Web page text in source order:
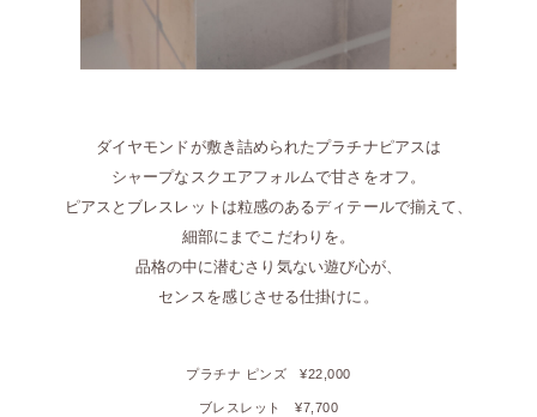
ダイヤモンドが敷き詰められたプラチナピアスは
シャープなスクエアフォルムで甘さをオフ。
ピアスとブレスレットは粒感のあるディテールで揃えて、
細部にまでこだわりを。
品格の中に潜むさり気ない遊び心が、
センスを感じさせる仕掛けに。
プラチナ ピンズ ¥22,000
ブレスレット ¥7,700